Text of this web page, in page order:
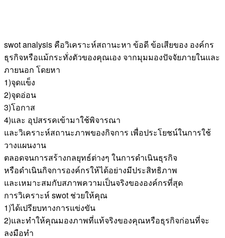
swot analysis คือวิเคราะห์สถานะหา ข้อดี ข้อเสียของ องค์กร
ธุรกิจหรือแม้กระทั่งตัวของคุณเอง จากมุมมองปัจจัยภายในและ
ภายนอก โดยหา
1)จุดแข็ง
2)จุดอ่อน
3)โอกาส
4)และ อุปสรรคเข้ามาใช้พิจารณา
และวิเคราะห์สถานะภาพของกิจการ เพื่อประโยชน์ในการใช้
วางแผนงาน
ตลอดจนการสร้างกลยุทธ์ต่างๆ ในการดำเนินธุรกิจ
หรือดำเนินกิจการองค์กรให้ได้อย่างมีประสิทธิภาพ
และเหมาะสมกับสภาพความเป็นจริงขององค์กรที่สุด
การวิเคราะห์ swot ช่วยให้คุณ
1)ได้เปรียบทางการแข่งขัน
2)และทำให้คุณมองภาพที่แท้จริงของคุณหรือธุรกิจก่อนที่จะ
ลงมือทำ